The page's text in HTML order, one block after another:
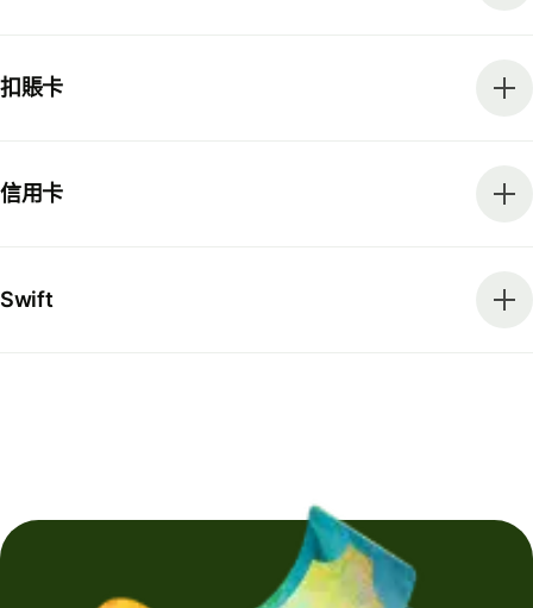
扣賬卡
信用卡
Swift